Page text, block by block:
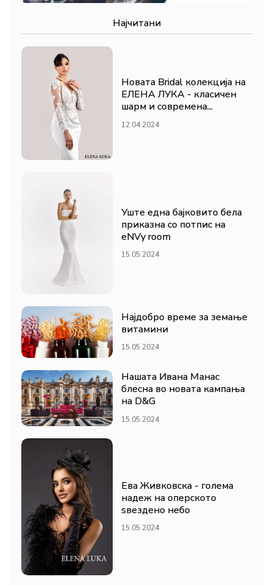
Најчитани
Новата Bridal колекција на
ЕЛЕНА ЛУКА - класичен
шарм и современа...
12.04.2024
Уште една бајковито бела
приказна со потпис на
eNVy room
15.05.2024
Најдобро време за земање
витамини
15.05.2024
Нашата Ивана Манас
блесна во новата кампања
на D&G
15.05.2024
Ева Живковска - голема
надеж на оперското
ѕвездено небо
15.05.2024